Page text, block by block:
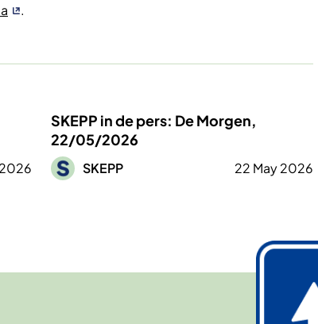
.
2026
SKEPP in de pers: De Morgen,
22/05/2026
Afbeelding
SKEPP 22 May 2026
Afbeelding